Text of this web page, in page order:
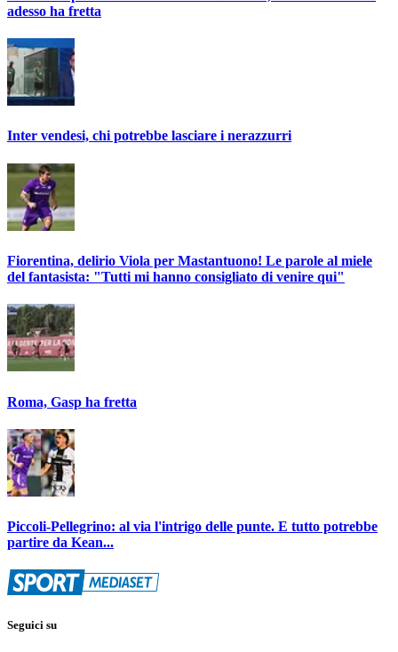
adesso ha fretta
Inter vendesi, chi potrebbe lasciare i nerazzurri
Fiorentina, delirio Viola per Mastantuono! Le parole al miele
del fantasista: "Tutti mi hanno consigliato di venire qui"
Roma, Gasp ha fretta
Piccoli-Pellegrino: al via l'intrigo delle punte. E tutto potrebbe
partire da Kean...
Seguici su